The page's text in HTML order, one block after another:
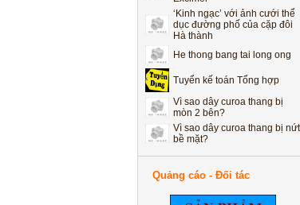
‘Kinh ngạc’ với ảnh cưới thể
dục đường phố của cặp đôi
Hà thành
He thong bang tai long ong
Tuyển kế toán Tổng hợp
Vì sao dây curoa thang bị
mòn 2 bên?
Vì sao dây curoa thang bị nứt
bề mặt?
xin- dây curoa chât lượng
thay đổi độ cao tự động
Quảng cáo - Đối tác